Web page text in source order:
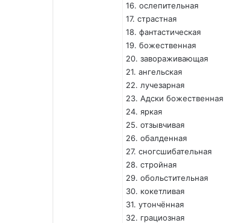
16. ослепительная
17. страстная
18. фантастическая
19. божественная
20. завораживающая
21. ангельская
22. лучезарная
23. Адски божественная
24. яркая
25. отзывчивая
26. обалденная
27. сногсшибательная
28. стройная
29. обольстительная
30. кокетливая
31. утончённая
32. грациозная